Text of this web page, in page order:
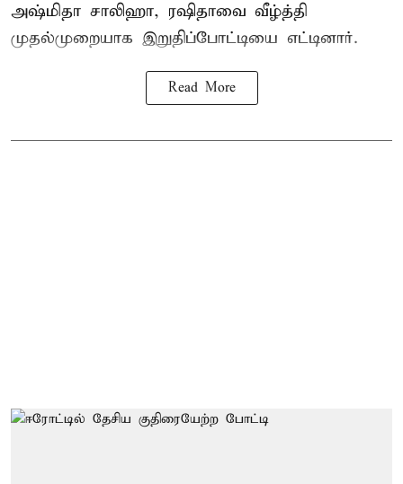
அஷ்மிதா சாலிஹா, ரஷிதாவை வீழ்த்தி
முதல்முறையாக இறுதிப்போட்டியை எட்டினார்.
Read More